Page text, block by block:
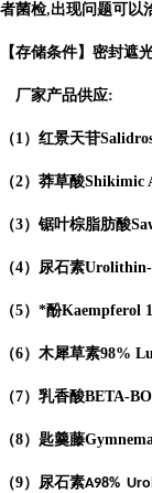
者菌检,出现问题可以
【存储条件】密封遮
厂家产品供应:
（1）红景天苷
（2）莽草酸Shikimic
（3）锯叶棕脂肪酸
（4） 尿石素
（5）*酚Kaempferol
（6）木犀草素98%
（7）乳香酸BETA-
（8）匙羹藤
（9）尿石素A98%